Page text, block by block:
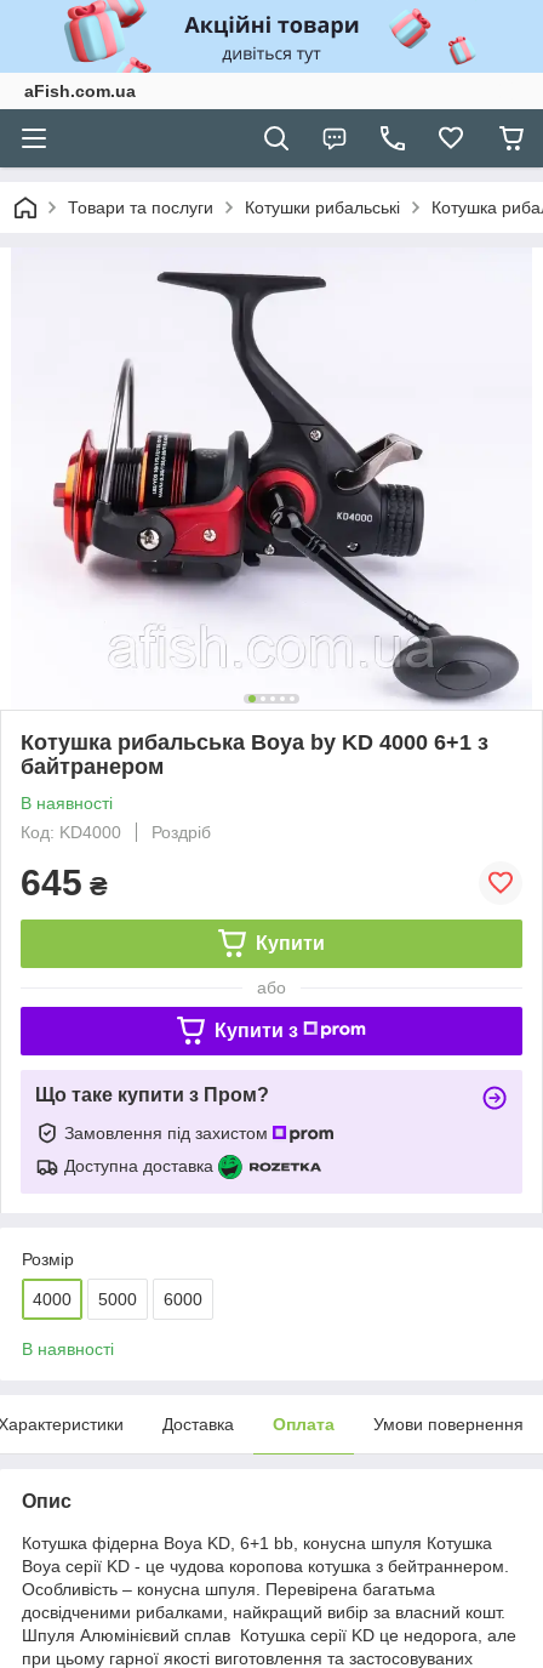
aFish.com.ua
Товари та послуги Котушки рибальські Котушка
Котушка рибальська Boya by KD 4000 6+1 з
байтранером
В наявності
Код: KD4000
Роздріб
645 ₴
Купити
або
Купити з
Що таке купити з Пром?
Замовлення під захистом
Доступна доставка
Розмір
4000 5000 6000
В наявності
Доставка Оплата Умови повернення
Опис
Котушка фідерна Boya KD, 6+1 bb, конусна шпуля Котушка
Boya серії KD - це чудова коропова котушка з бейтраннером.
Особливість – конусна шпуля. Перевірена багатьма
досвідченими рибалками, найкращий вибір за власний кошт.
Шпуля Алюмінієвий сплав Котушка серії KD це недорога, але
при цьому гарної якості виготовлення та застосовуваних